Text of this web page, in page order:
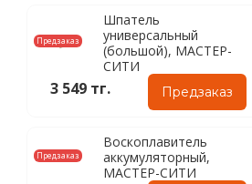
Предзаказ
Шпатель
универсальный
(большой), МАСТЕР-
СИТИ
3 549 тг. Предзаказ
Предзаказ
Воскоплавитель
аккумуляторный,
МАСТЕР-СИТИ